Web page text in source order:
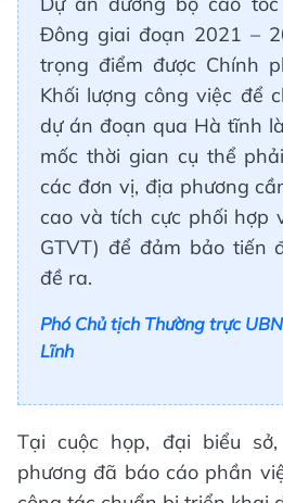
Đông giai đoạn 2021 –
trọng điểm được Chính
Khối lượng công việc để
dự án đoạn qua Hà tĩnh
mốc thời gian cụ thể
các đơn vị, địa phương
cao và tích cực phối hợp
GTVT) để đảm bảo tiến
đề ra.
Phó Chủ tịch Thường trực
Lĩnh
Tại cuộc họp, đại biểu
phương đã báo cáo phần